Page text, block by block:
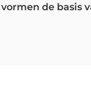
de basis